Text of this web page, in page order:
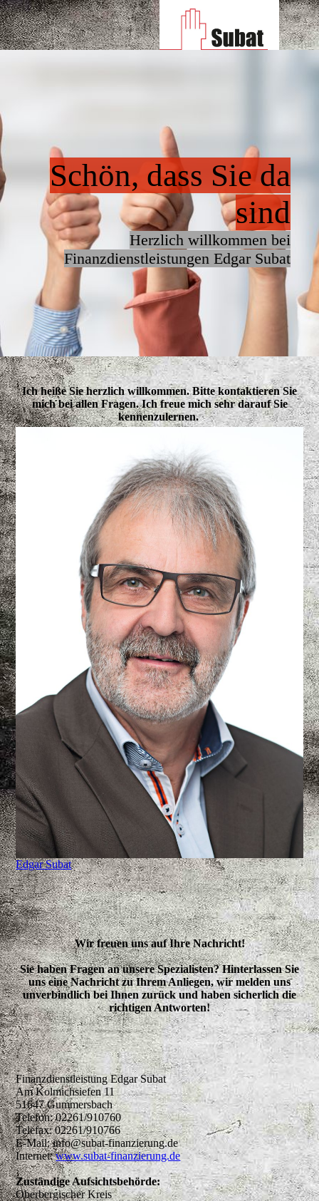
Schön, dass Sie da
sind
Herzlich willkommen bei
Finanzdienstleistungen Edgar Subat
Ich heiße Sie herzlich willkommen. Bitte kontaktieren Sie
mich bei allen Fragen. Ich freue mich sehr darauf Sie
kennenzulernen.
Edgar Subat
Wir freuen uns auf Ihre Nachricht!
Sie haben Fragen an unsere Spezialisten? Hinterlassen Sie
uns eine Nachricht zu Ihrem Anliegen, wir melden uns
unverbindlich bei Ihnen zurück und haben sicherlich die
richtigen Antworten!
Finanzdienstleistung Edgar Subat
Am Kolmichsiefen 11
51647 Gummersbach
Telefon: 02261/910760
Telefax: 02261/910766
E-Mail: info@subat-finanzierung.de
Internet:www.subat-finanzierung.de
Zuständige Aufsichtsbehörde:
Oberbergischer Kreis